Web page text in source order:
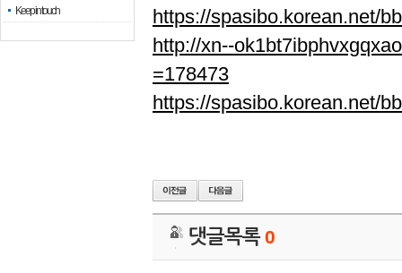
Keep in touch
https://spasibo.korean.net/
http://xn--
=178473
https://spasibo.korean.net/
댓글목록0